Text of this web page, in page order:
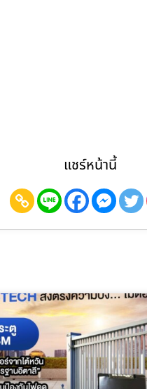
แชร์หน้านี้